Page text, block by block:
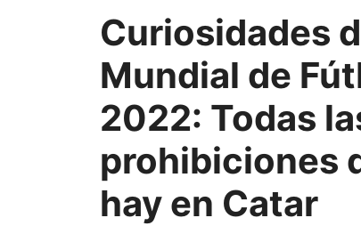
Curiosidades
Mundial de
2022: Todas
prohibiciones
hay en Catar